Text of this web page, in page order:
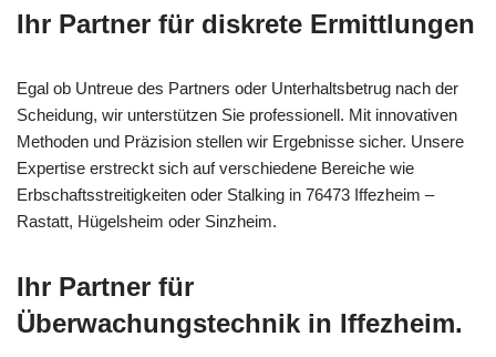
Ihr Partner für diskrete Ermittlungen
Egal ob Untreue des Partners oder Unterhaltsbetrug nach der
Scheidung, wir unterstützen Sie professionell. Mit innovativen
Methoden und Präzision stellen wir Ergebnisse sicher. Unsere
Expertise erstreckt sich auf verschiedene Bereiche wie
Erbschaftsstreitigkeiten oder Stalking in 76473 Iffezheim –
Rastatt, Hügelsheim oder Sinzheim.
Ihr Partner für
Überwachungstechnik in Iffezheim.